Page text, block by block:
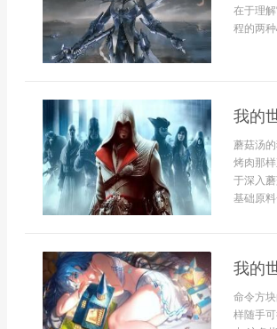
在于理
程的两
我的
蘑菇汤
烤肉那
于深入
基础原
我的
命令方
样随手